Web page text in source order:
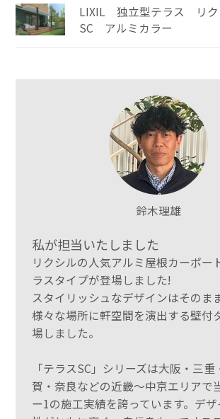
LIXIL 独立型テラス リ
SC アルミカラー
鈴木理雄
私が担当いたしました
リクシルの人気アルミ屋根カーポー
ラスタイプが登場しました!
スタイリッシュなデザインはそのま
様々な場所に軒空間を演出する壁付
場しました。
「テラスSC」シリーズは大阪・三
賀・奈良などの近畿～中京エリアで
ー1の施工実績を誇っています。デ